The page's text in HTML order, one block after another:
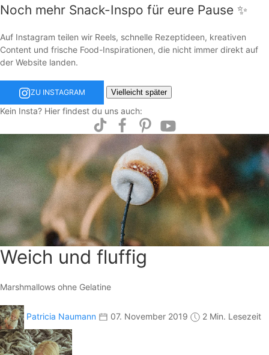
Noch mehr Snack-Inspo für eure Pause ✨
Auf Instagram teilen wir Reels, schnelle Rezeptideen, kreativen
Content und frische Food-Inspirationen, die nicht immer direkt auf
der Website landen.
ZU INSTAGRAM Vielleicht später
Kein Insta? Hier findest du uns auch:
Weich und fluffig
Marshmallows ohne Gelatine
Patricia Naumann 07. November 2019 2 Min. Lesezeit